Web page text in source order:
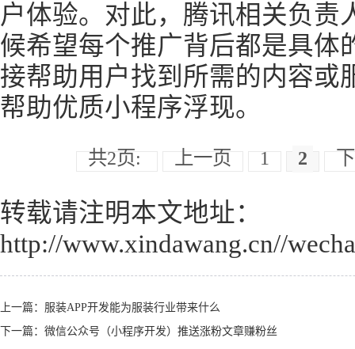
户体验。对此，腾讯相关负责
候希望每个推广背后都是具体
接帮助用户找到所需的内容或
帮助优质小程序浮现。
共2页: 上一页 1 2
转载请注明本文地址：
http://www.xindawang.cn//
上一篇： 服装APP开发能为服装行业带来什么
下一篇： 微信公众号（小程序开发）推送涨粉文章赚粉丝